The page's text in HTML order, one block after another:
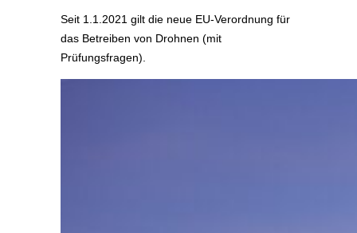
Seit 1.1.2021 gilt die neue EU-Verordnung für
das Betreiben von Drohnen (mit
Prüfungsfragen).